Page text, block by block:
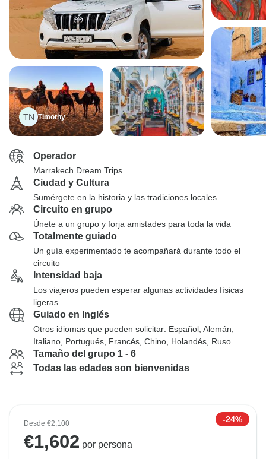
TN Timothy
Operador
Marrakech Dream Trips
Ciudad y Cultura
Sumérgete en la historia y las tradiciones locales
Circuito en grupo
Únete a un grupo y forja amistades para toda la vida
Totalmente guiado
Un guía experimentado te acompañará durante todo el
circuito
Intensidad baja
Los viajeros pueden esperar algunas actividades físicas
ligeras
Guiado en Inglés
Otros idiomas que pueden solicitar: Español, Alemán,
Italiano, Portugués, Francés, Chino, Holandés, Ruso
Tamaño del grupo 1 - 6
Todas las edades son bienvenidas
Desde€2,100 -24%
€1,602 por persona